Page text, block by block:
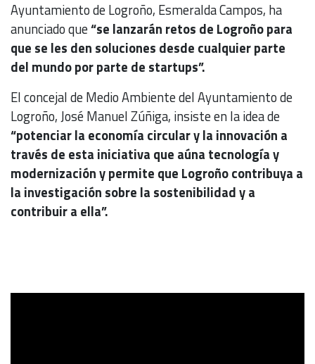
Ayuntamiento de Logroño, Esmeralda Campos, ha
anunciado que“se lanzarán retos de Logroño para
que se les den soluciones desde cualquier parte
del mundo por parte de startups”.
El concejal de Medio Ambiente del Ayuntamiento de
Logroño, José Manuel Zúñiga, insiste en la idea de
“potenciar la economía circular y la innovación a
través de esta iniciativa que aúna tecnología y
modernización y permite que Logroño contribuya a
la investigación sobre la sostenibilidad y a
contribuir a ella”.